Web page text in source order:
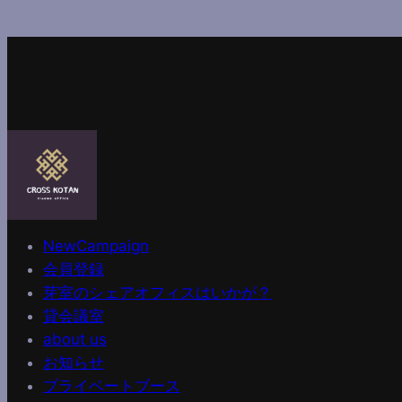
NewCampaign
会員登録
芽室のシェアオフィスはいかが？
貸会議室
about us
お知らせ
プライベートブース